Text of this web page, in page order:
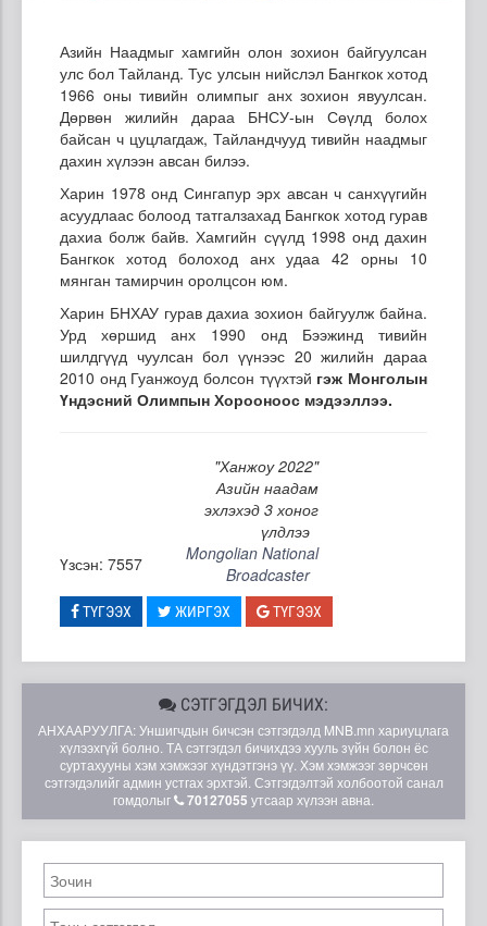
Азийн Наадмыг хамгийн олон зохион байгуулсан
улс бол Тайланд. Тус улсын нийслэл Бангкок хотод
1966 оны тивийн олимпыг анх зохион явуулсан.
Дөрвөн жилийн дараа БНСУ-ын Сөүлд болох
байсан ч цуцлагдаж, Тайландчууд тивийн наадмыг
дахин хүлээн авсан билээ.
Харин 1978 онд Сингапур эрх авсан ч санхүүгийн
асуудлаас болоод татгалзахад Бангкок хотод гурав
дахиа болж байв. Хамгийн сүүлд 1998 онд дахин
Бангкок хотод болоход анх удаа 42 орны 10
мянган тамирчин оролцсон юм.
Харин БНХАУ гурав дахиа зохион байгуулж байна.
Урд хөршид анх 1990 онд Бээжинд тивийн
шилдгүүд чуулсан бол үүнээс 20 жилийн дараа
2010 онд Гуанжоуд болсон түүхтэй гэж Монголын
Үндэсний Олимпын Хорооноос мэдээллээ.
"Ханжоу 2022"
Азийн наадам
эхлэхэд 3 хоног
үлдлээ
Үзсэн: 7557
Mongolian National
Broadcaster
ТҮГЭЭХ ЖИРГЭХ ТҮГЭЭХ
СЭТГЭГДЭЛ БИЧИХ:
АНХААРУУЛГА: Уншигчдын бичсэн сэтгэгдэлд MNB.mn хариуцлага
хүлээхгүй болно. ТА сэтгэгдэл бичихдээ хууль зүйн болон ёс
суртахууны хэм хэмжээг хүндэтгэнэ үү. Хэм хэмжээг зөрчсөн
сэтгэгдэлийг админ устгах эрхтэй. Сэтгэгдэлтэй холбоотой санал
гомдолыг
70127055 утсаар хүлээн авна.